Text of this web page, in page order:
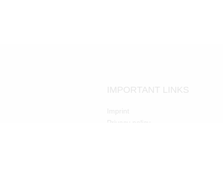
IMPORTANT LINKS
Imprint
Privacy policy